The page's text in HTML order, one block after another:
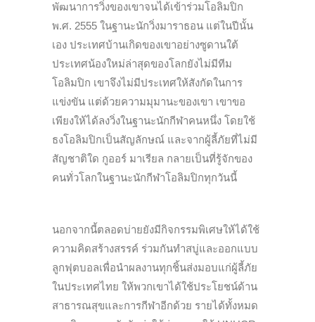
พัฒนาการวิ่งของเขาจนได้เข้าร่วมโอลิมปิก
พ.ศ. 2555 ในฐานะนักวิ่งมาราธอน แต่ในปีนั้น
เอง ประเทศบ้านเกิดของเขาอย่างซูดานใต้
ประเทศน้องใหม่ล่าสุดของโลกยังไม่มีทีม
โอลิมปิก เขาจึงไม่มีประเทศให้สังกัดในการ
แข่งขัน แต่ด้วยความมุมานะของเขา เขาขอ
เพียงให้ได้ลงวิ่งในฐานะนักกีฬาคนหนึ่ง โดยใช้
ธงโอลิมปิกเป็นสัญลักษณ์ และจากผู้ลี้ภัยที่ไม่มี
สัญชาติใด กูออร์ มาเรียล กลายเป็นที่รู้จักของ
คนทั่วโลกในฐานะนักกีฬาโอลิมปิกทุกวันนี้
นอกจากนี้ตลอดบ่ายยังมีกิจกรรมพิเศษให้ได้ใช้
ความคิดสร้างสรรค์ ร่วมกันทำสบู่และออกแบบ
ลูกฟุตบอลเพื่อนำผลงานทุกชิ้นส่งมอบแก่ผู้ลี้ภัย
ในประเทศไทย ให้พวกเขาได้ใช้ประโยชน์ด้าน
สาธารณสุขและการกีฬาอีกด้วย รายได้ทั้งหมด